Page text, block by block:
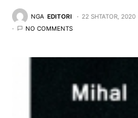
NGA EDITORI 22 SHTATOR, 2020
NO COMMENTS